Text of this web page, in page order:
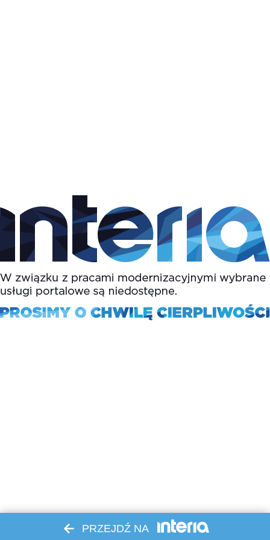
PRZEJDŹ NA